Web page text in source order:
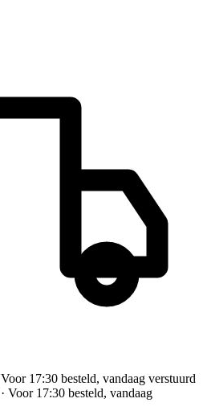
Voor 17:30 besteld, vandaag verstuurd
· Voor 17:30 besteld, vandaag